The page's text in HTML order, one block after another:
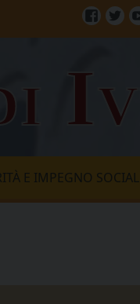
E IMPEGNO